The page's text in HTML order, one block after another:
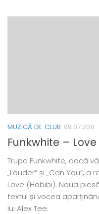
MUZICĂ DE CLUB 09.07.2011
Funkwhite –
Trupa Funkwhite, dacă
„Louder” și „Can You”,
Love (Habibi). Noua
textul și vocea
lui Alex Tee.